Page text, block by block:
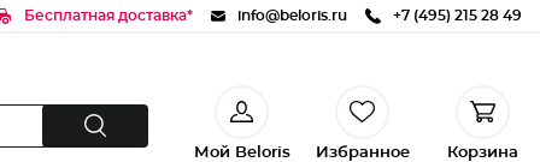
Бесплатная доставка* info@beloris.ru +7 (495) 215 28 49
Мой Beloris Избранное Корзина